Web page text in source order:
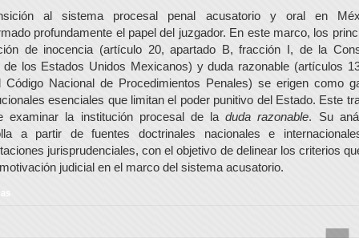
al sistema procesal penal acusatorio y oral en
profundamente el papel del juzgador. En este marco, los
de inocencia (artículo 20, apartado B, fracción I, de la
de los Estados Unidos Mexicanos) y duda razonable (artículos
Código Nacional de Procedimientos Penales) se erigen como
esenciales que limitan el poder punitivo del Estado. Este
examinar la institución procesal de laduda razonable. Su
a partir de fuentes doctrinales nacionales e
jurisprudenciales, con el objetivo de delinear los criterios
judicial en el marco del sistema acusatorio.